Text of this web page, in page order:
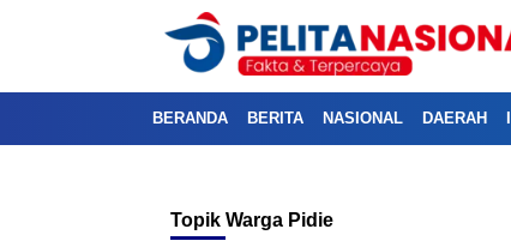
BERANDA BERITA NASIONAL DAERAH
Topik Warga Pidie